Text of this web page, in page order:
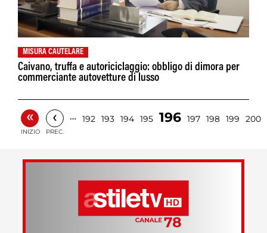
MISURA CAUTELARE
Caivano, truffa e autoriciclaggio: obbligo di dimora per
commerciante autovetture di lusso
«
INIZIO
‹
PREC.
… 192 193 194 195 196 197 198 199 200